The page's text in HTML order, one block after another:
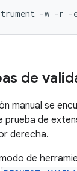
-w -r -
de
manual se
prueba de
derecha.
de